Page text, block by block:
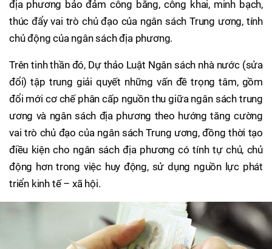
địa phương bảo đảm công bằng, công khai, minh bạch,
thúc đẩy vai trò chủ đạo của ngân sách Trung ương, tính
chủ động của ngân sách địa phương.
Trên tinh thần đó, Dự thảo Luật Ngân sách nhà nước (sửa
đổi) tập trung giải quyết những vấn đề trọng tâm, gồm
đổi mới cơ chế phân cấp nguồn thu giữa ngân sách trung
ương và ngân sách địa phương theo hướng tăng cường
vai trò chủ đạo của ngân sách Trung ương, đồng thời tạo
điều kiện cho ngân sách địa phương có tính tự chủ, chủ
động hơn trong việc huy động, sử dụng nguồn lực phát
triển kinh tế – xã hội.